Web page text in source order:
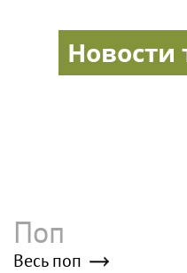
Новости
Поп
Весь поп